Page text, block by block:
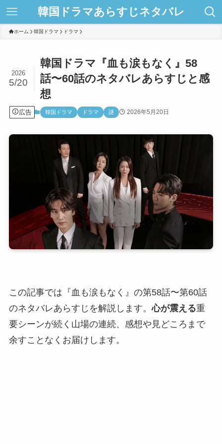
韓国ドラマあらすじネタバレ
ホーム 韓国ドラマ ドラマ
韓国ドラマ『血も涙もなく』58
話〜60話のネタバレあらすじと感
想
2026
5/20
広告 韓国ドラマ ドラマ 謎 2026年5月20日
この記事では『血も涙もなく』の第58話〜第60話
のネタバレあらすじを解説します。心が震える重
要シーンが続く山場の連続、感想や見どころまで
余すことなくお届けします。